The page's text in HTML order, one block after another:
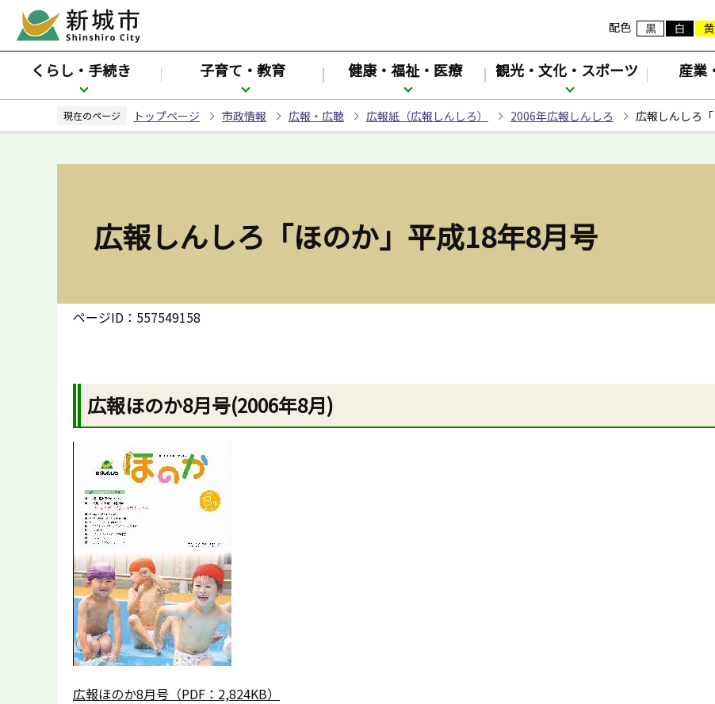
ペ
ジ
先
配色
くらし・手続き 子育て・教育 健康・福祉・医療 観光・文化・スポーツ 産業
現在のページ トップページ 市政情報 広報・広聴 広報紙（広報しんしろ） 2006年広報しんしろ 広報しんしろ
広報しんしろ「ほのか」平成18年8月号
ページID：557549158
広報ほのか8月号(2006年8月)
広報ほのか8月号（PDF：2,824KB）